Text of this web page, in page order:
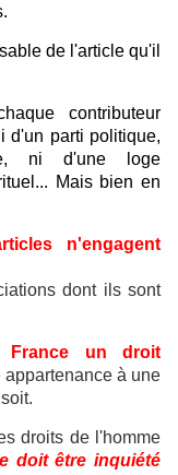
de l'article qu'il
contributeur
d'un parti politique,
ni d'une loge
Mais bien en
n'engagent
dont ils sont
France un droit
à une
droits de l'homme
doit être inquiété